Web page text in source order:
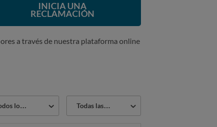
INICIA UNA
RECLAMACIÓN
a través de nuestra plataforma online
los sectores Todas las reclamaciones